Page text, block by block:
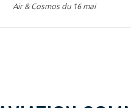
Air & Cosmos du 16 mai